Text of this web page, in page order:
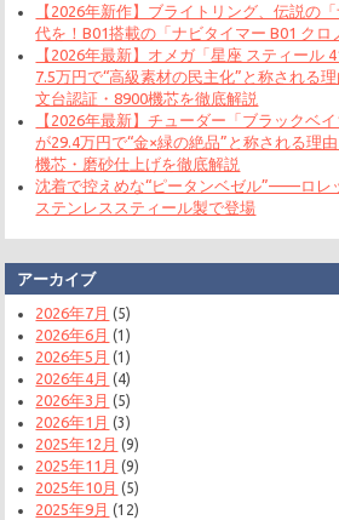
【2026年新作】ブライトリング、伝説の
代を！B01搭載の「ナビタイマー B01 クロ
【2026年最新】オメガ「星座 スティール
7.5万円で“高級素材の民主化”と称される
文台認証・8900機芯を徹底解説
【2026年最新】チューダー「ブラックベイ
が29.4万円で“金×緑の絶品”と称される理
機芯・磨砂仕上げを徹底解説
沈着で控えめな“ピータンベゼル”——ロレ
ステンレススティール製で登場
アーカイブ
2026年7月 (5)
2026年6月 (1)
2026年5月 (1)
2026年4月 (4)
2026年3月 (5)
2026年1月 (3)
2025年12月 (9)
2025年11月 (9)
2025年10月 (5)
2025年9月 (12)